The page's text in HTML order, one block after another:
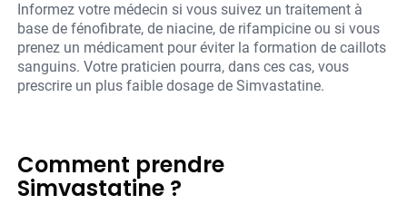
Informez votre médecin si vous suivez un traitement à
base de fénofibrate, de niacine, de rifampicine ou si vous
prenez un médicament pour éviter la formation de caillots
sanguins. Votre praticien pourra, dans ces cas, vous
prescrire un plus faible dosage de Simvastatine.
Comment prendre
Simvastatine ?